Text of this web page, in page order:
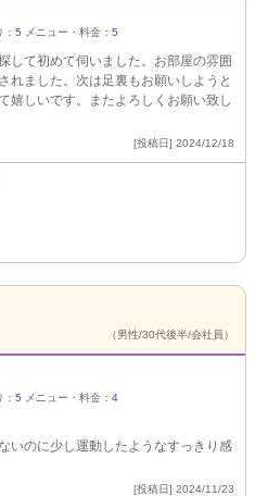
5 メニュー・料金： 5
して初めて伺いました。お部屋の雰囲
れました。次は足裏もお願いしようと
嬉しいです。またよろしくお願い致し
[投稿日] 2024/12/18
（男性/30代後半/会社員）
5 メニュー・料金： 4
いのに少し運動したようなすっきり感
[投稿日] 2024/11/23